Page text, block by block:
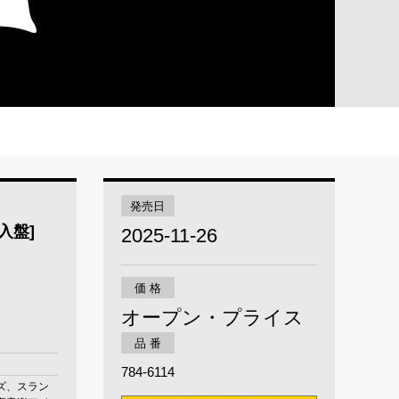
盤]
、スラン
発売日
2025-11-26
価 格
オープン・プライス
品 番
784-6114